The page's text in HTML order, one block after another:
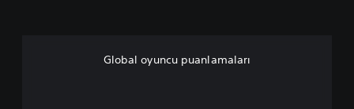
Global oyuncu puanlamaları